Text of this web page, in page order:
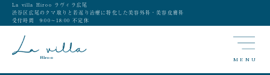
La villa Hiroo ラヴィラ広尾
渋谷区広尾のクマ取りと若返り治療に特化した美容外科・美容皮膚科
受付時間 9:00〜18:00 不定休
MENU